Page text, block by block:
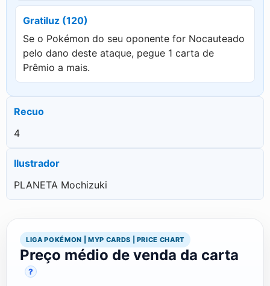
Gratiluz (120)
Se o Pokémon do seu oponente for Nocauteado
pelo dano deste ataque, pegue 1 carta de
Prêmio a mais.
Recuo
4
Ilustrador
PLANETA Mochizuki
LIGA POKÉMON | MYP CARDS | PRICE CHART
Preço médio de venda da carta
?